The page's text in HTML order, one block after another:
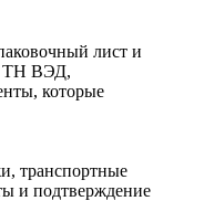
лист и
ТН ВЭД,
которые
транспортные
и подтверждение